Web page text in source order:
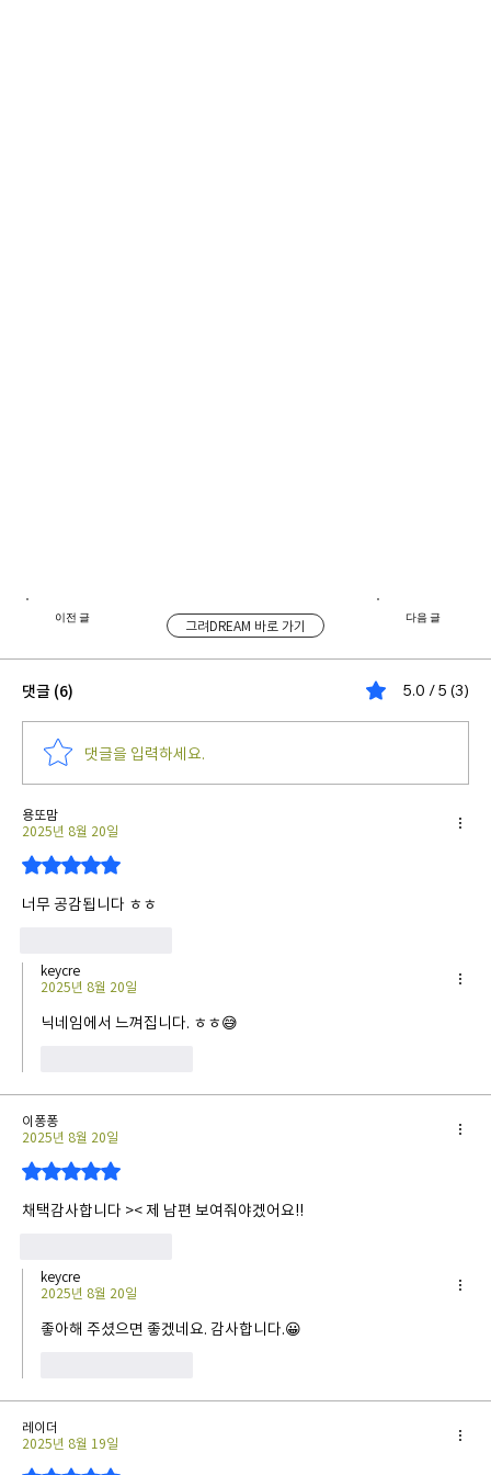
댓글 (6) 5.0 / 5 (3)
댓글을 입력하세요.
용또맘
2025년 8월 20일
별점 5점 중 5점을 주었습니다.
너무 공감됩니다 ㅎㅎ
keycre
2025년 8월 20일
닉네임에서 느껴집니다. ㅎㅎ😅
이퐁퐁
2025년 8월 20일
별점 5점 중 5점을 주었습니다.
채택감사합니다 >< 제 남편 보여줘야겠어요!!
keycre
2025년 8월 20일
좋아해 주셨으면 좋겠네요. 감사합니다.😀
레이더
2025년 8월 19일
이전 글 그려DREAM 바로 가기 다음 글